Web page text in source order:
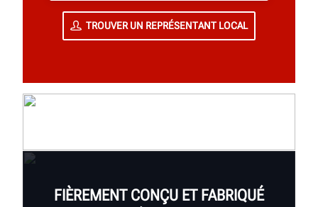
TROUVER UN REPRÉSENTANT LOCAL
FIÈREMENT CONÇU ET FABRIQUÉ